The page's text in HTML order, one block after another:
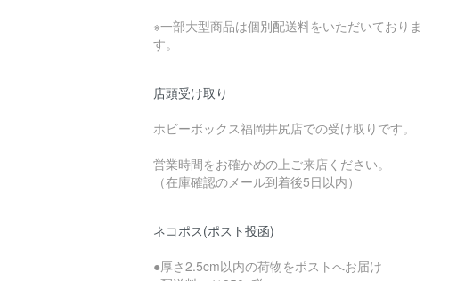
※一部大型商品は個別配送料をいただいておりま
す。
店頭受け取り
ホビーボックス福岡井尻店での受け取りです。
営業時間をお確かめの上ご来店ください。
（在庫確認のメール到着後5日以内）
ネコポス(ポスト投函)
●厚さ2.5cm以内の荷物をポストへお届け